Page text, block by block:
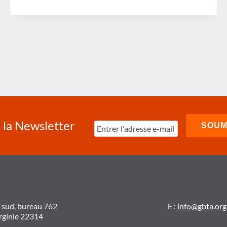
la Newsletter
bureau 762
22314
E : info@gbta.org